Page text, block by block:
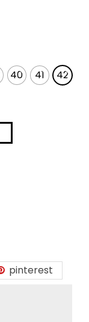
40 41 42
pinterest